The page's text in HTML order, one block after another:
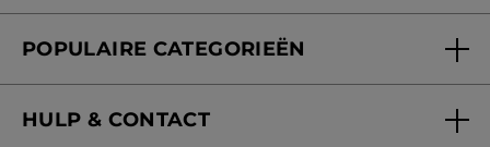
Blog Act Beautiful
POPULAIRE CATEGORIEËN
Aanbiedingen
HULP & CONTACT